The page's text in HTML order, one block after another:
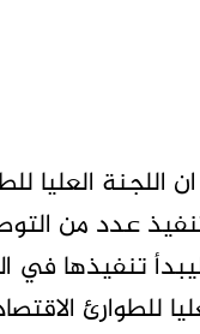
العليا
عدد من
تنفيذها في
للطوارئ